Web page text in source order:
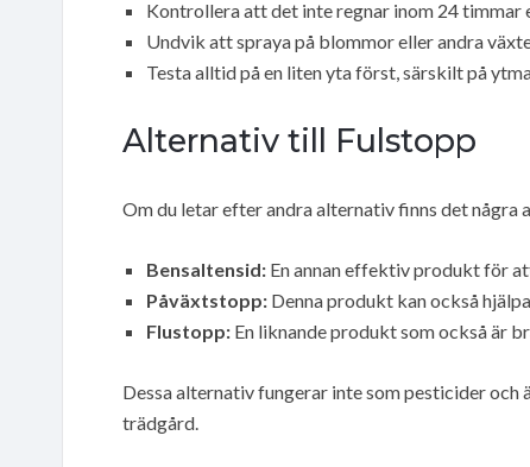
Kontrollera att det inte regnar inom 24
Undvik att spraya på blommor eller andra
Testa alltid på en liten yta först, särskilt på
Alternativ till Fulstopp
Om du letar efter andra alternativ finns det några
Bensaltensid: En annan effektiv produkt för
Påväxtstopp: Denna produkt kan också
Flustopp: En liknande produkt som också är
Dessa alternativ fungerar inte som pesticider
trädgård.